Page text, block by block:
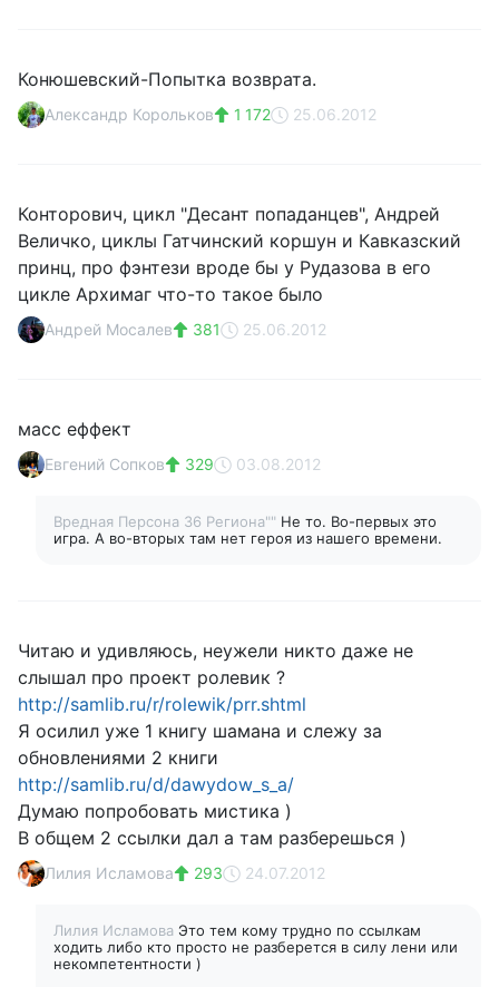
Конюшевский-Попытка возврата.
Александр Корольков 1 172 25.06.2012
Конторович, цикл "Десант попаданцев", Андрей
Величко, циклы Гатчинский коршун и Кавказский
принц, про фэнтези вроде бы у Рудазова в его
цикле Архимаг что-то такое было
Андрей Мосалев 381 25.06.2012
масс еффект
Евгений Сопков 329 03.08.2012
Вредная Персона 36 Региона"" Не то. Во-первых это
игра. А во-вторых там нет героя из нашего времени.
Читаю и удивляюсь, неужели никто даже не
слышал про проект ролевик ?
http://samlib.ru/r/rolewik/prr.shtml
Я осилил уже 1 книгу шамана и слежу за
обновлениями 2 книги
http://samlib.ru/d/dawydow_s_a/
Думаю попробовать мистика )
В общем 2 ссылки дал а там разберешься )
Лилия Исламова 293 24.07.2012
Лилия Исламова Это тем кому трудно по ссылкам
ходить либо кто просто не разберется в силу лени или
некомпетентности )